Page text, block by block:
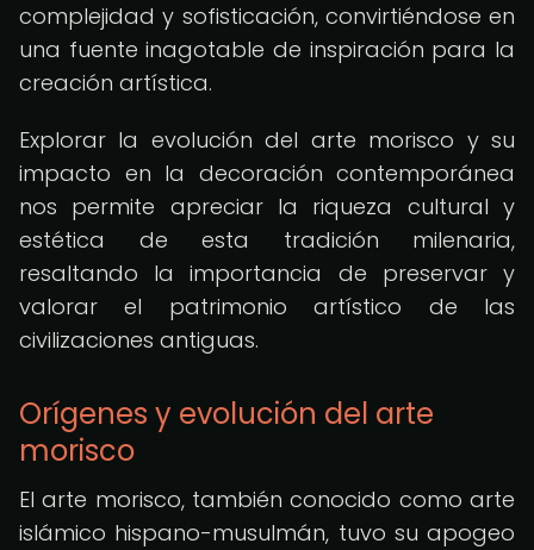
complejidad y sofisticación, convirtiéndose en
una fuente inagotable de inspiración para la
creación artística.
Explorar la evolución del arte morisco y su
impacto en la decoración contemporánea
nos permite apreciar la riqueza cultural y
estética de esta tradición milenaria,
resaltando la importancia de preservar y
valorar el patrimonio artístico de las
civilizaciones antiguas.
Orígenes y evolución del arte
morisco
El arte morisco, también conocido como arte
islámico hispano-musulmán, tuvo su apogeo